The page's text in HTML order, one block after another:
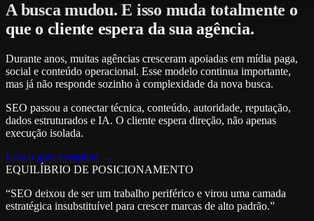
A busca mudou. E isso muda totalmente o
que o cliente espera da sua agência.
Durante anos, muitas agências cresceram apoiadas em mídia paga,
social e conteúdo operacional. Esse modelo continua importante,
mas já não responde sozinho à complexidade da nova busca.
SEO passou a conectar técnica, conteúdo, autoridade, reputação,
dados estruturados e IA. O cliente espera direção, não apenas
execução isolada.
Leia o guia completo →
EQUILÍBRIO DE POSICIONAMENTO
“SEO deixou de ser um trabalho periférico e virou uma camada
estratégica insubstituível para crescer marcas de alto padrão.”